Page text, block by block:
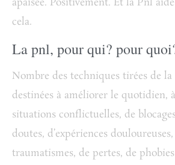
cela.
La pnl, pour qui? pour
Nombre des techniques tirées de
destinées à améliorer le quotidien,
situations conflictuelles, de
doutes, d’expériences
traumatismes, de pertes, de